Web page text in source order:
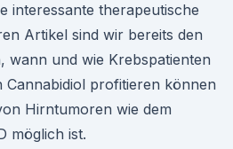
interessante therapeutische
Artikel sind wir bereits den
wann und wie Krebspatienten
Cannabidiol profitieren können
Hirntumoren wie dem
möglich ist.